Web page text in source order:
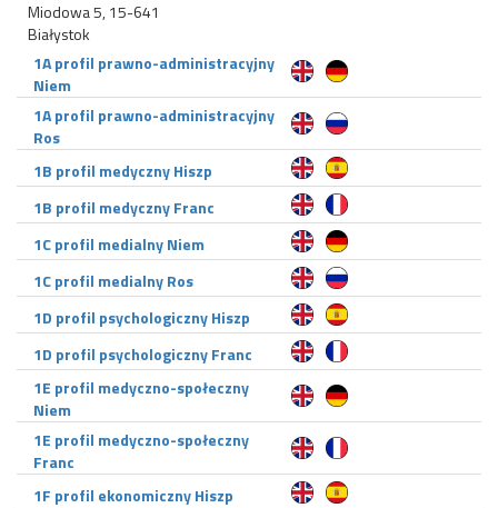
Miodowa 5, 15-641
Białystok
1A profil prawno-administracyjny
Niem
1A profil prawno-administracyjny
Ros
1B profil medyczny Hiszp
1B profil medyczny Franc
1C profil medialny Niem
1C profil medialny Ros
1D profil psychologiczny Hiszp
1D profil psychologiczny Franc
1E profil medyczno-społeczny
Niem
1E profil medyczno-społeczny
Franc
1F profil ekonomiczny Hiszp